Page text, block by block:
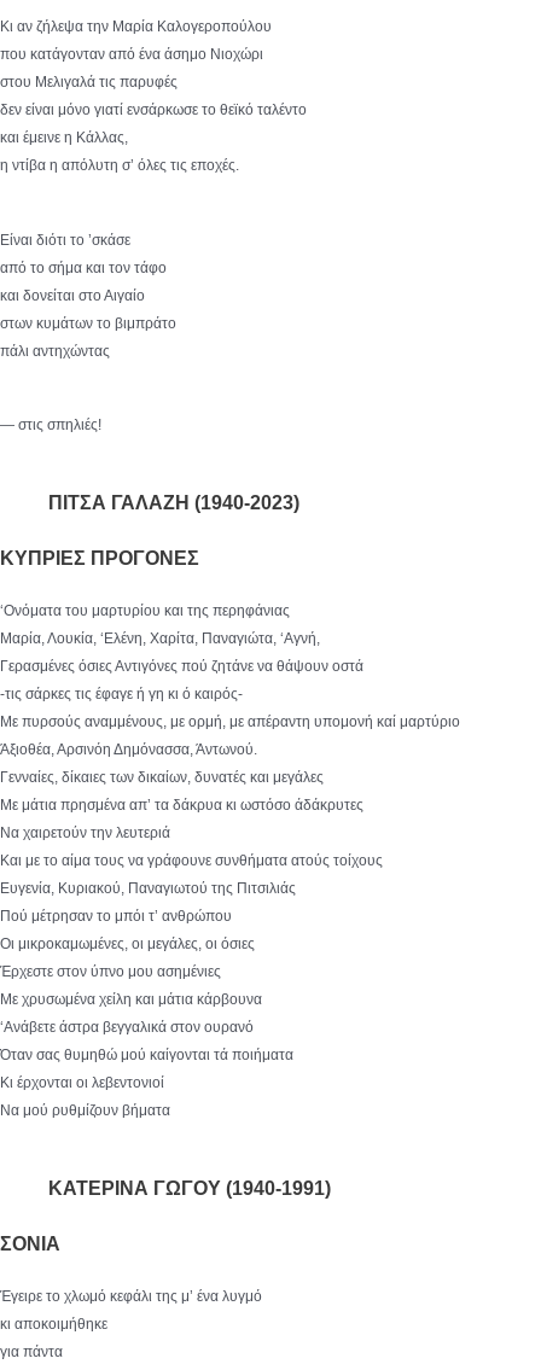
Κι αν ζήλεψα την Μαρία Καλογεροπούλου
που κατάγονταν από ένα άσημο Νιοχώρι
στου Μελιγαλά τις παρυφές
δεν είναι μόνο γιατί ενσάρκωσε το θεϊκό ταλέντο
και έμεινε η Κάλλας,
η ντίβα η απόλυτη σ’ όλες τις εποχές.
Είναι διότι το ’σκάσε
από το σήμα και τον τάφο
και δονείται στο Αιγαίο
στων κυμάτων το βιμπράτο
πάλι αντηχώντας
— στις σπηλιές!
ΠΙΤΣΑ ΓΑΛΑΖΗ (1940-2023)
ΚΥΠΡΙΕΣ ΠΡΟΓΟΝΕΣ
‘Ονόματα του μαρτυρίου και της περηφάνιας
Μαρία, Λουκία, ‘Ελένη, Χαρίτα, Παναγιώτα, ‘Αγνή,
Γερασμένες όσιες Αντιγόνες πού ζητάνε να θάψουν οστά
-τις σάρκες τις έφαγε ή γη κι ό καιρός-
Με πυρσούς αναμμένους, με ορμή, με απέραντη υπομονή καί μαρτύριο
Άξιοθέα, Αρσινόη Δημόνασσα, Άντωνού.
Γενναίες, δίκαιες των δικαίων, δυνατές και μεγάλες
Με μάτια πρησμένα απ’ τα δάκρυα κι ωστόσο άδάκρυτες
Να χαιρετούν την λευτεριά
Και με το αίμα τους να γράφουνε συνθήματα ατούς τοίχους
Ευγενία, Κυριακού, Παναγιωτού της Πιτσιλιάς
Πού μέτρησαν το μπόι τ’ ανθρώπου
Οι μικροκαμωμένες, οι μεγάλες, οι όσιες
Έρχεστε στον ύπνο μου ασημένιες
Με χρυσωμένα χείλη και μάτια κάρβουνα
‘Ανάβετε άστρα βεγγαλικά στον ουρανό
Όταν σας θυμηθώ μού καίγονται τά ποιήματα
Κι έρχονται οι λεβεντονιοί
Να μού ρυθμίζουν βήματα
ΚΑΤΕΡΙΝΑ ΓΩΓΟΥ (1940-1991)
ΣΟΝΙΑ
Έγειρε το χλωμό κεφάλι της μ’ ένα λυγμό
κι αποκοιμήθηκε
για πάντα